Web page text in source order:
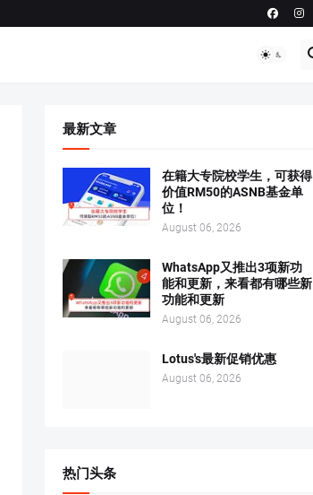
最新文章
在籍大专院校学生，可获得
价值RM50的ASNB基金单
位！
August 06, 2026
WhatsApp又推出3项新功
能和更新，来看都有哪些新
功能和更新
August 06, 2026
Lotus's最新促销优惠
August 06, 2026
热门头条